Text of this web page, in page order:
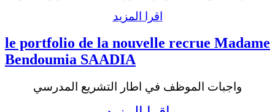
اقرا المزيد
le portfolio de la nouvelle recrue Madame
Bendoumia SAADIA
واجبات الموظف في اطار التشريع المدرسي